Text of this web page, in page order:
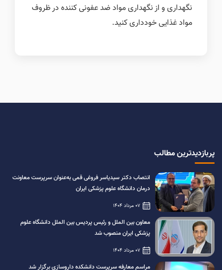
نگهداری و از نگهداری مواد ضد عفونی کننده در ظروف
مواد غذایی ‌خودداری کنید.
پربازدیدترین مطالب
انتصاب دکتر سیدیاسر فروغی قمی به‌عنوان سرپرست معاونت
درمان دانشگاه علوم پزشکی ایران
07 مرداد 1404
معاون بین الملل و رئیس پردیس بین الملل دانشگاه علوم
پزشکی ایران منصوب شد
07 مرداد 1404
مراسم معارفه سرپرست دانشکده داروسازی برگزار شد